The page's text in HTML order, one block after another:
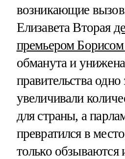
возникающие
Елизавета Вторая
премьером
обманута и
правительства
увеличивали
для страны, а
превратился в
только обзываются